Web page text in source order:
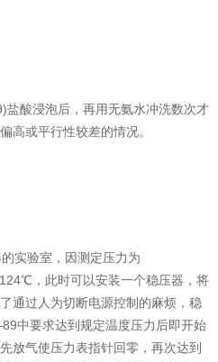
酸浸泡后，再用无氨水冲洗数次才
高或平行性较差的情况。
实验室，因测定压力为
，此时可以安装一个稳压器，将
通过人为切断电源控制的麻烦，稳
中要求达到规定温度压力后即开始
放气使压力表指针回零，再次达到